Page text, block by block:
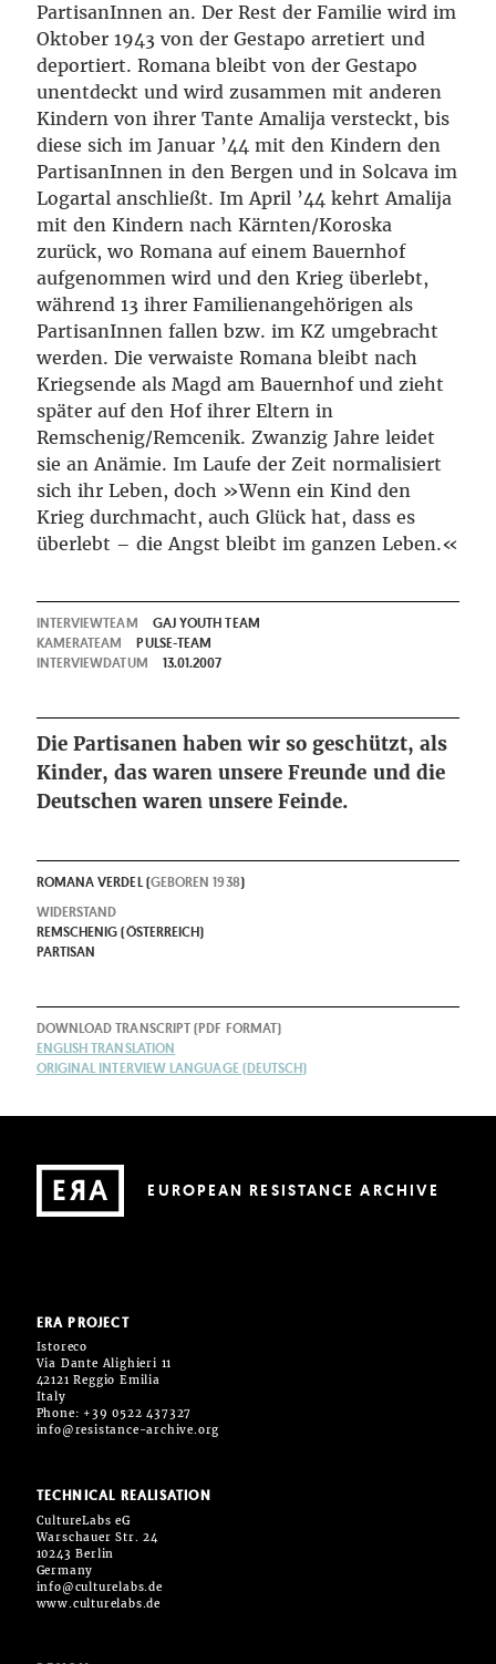
PartisanInnen an. Der Rest der Familie wird im
Oktober 1943 von der Gestapo arretiert und
deportiert. Romana bleibt von der Gestapo
unentdeckt und wird zusammen mit anderen
Kindern von ihrer Tante Amalija versteckt, bis
diese sich im Januar ’44 mit den Kindern den
PartisanInnen in den Bergen und in Solcava im
Logartal anschließt. Im April ’44 kehrt Amalija
mit den Kindern nach Kärnten/Koroska
zurück, wo Romana auf einem Bauernhof
aufgenommen wird und den Krieg überlebt,
während 13 ihrer Familienangehörigen als
PartisanInnen fallen bzw. im KZ umgebracht
werden. Die verwaiste Romana bleibt nach
Kriegsende als Magd am Bauernhof und zieht
später auf den Hof ihrer Eltern in
Remschenig/Remcenik. Zwanzig Jahre leidet
sie an Anämie. Im Laufe der Zeit normalisiert
sich ihr Leben, doch »Wenn ein Kind den
Krieg durchmacht, auch Glück hat, dass es
überlebt – die Angst bleibt im ganzen Leben.«
INTERVIEWTEAM
GAJ YOUTH TEAM
KAMERATEAM
PULSE-TEAM
INTERVIEWDATUM
13.01.2007
Die Partisanen haben wir so geschützt, als
Kinder, das waren unsere Freunde und die
Deutschen waren unsere Feinde.
ROMANA VERDEL (GEBOREN1938)
WIDERSTAND
REMSCHENIG (ÖSTERREICH)
PARTISAN
DOWNLOAD TRANSCRIPT (PDF FORMAT)
ENGLISH TRANSLATION
ORIGINAL INTERVIEW LANGUAGE (DEUTSCH)
EUROPEAN RESISTANCE ARCHIVE
ERA PROJECT
Istoreco
Via Dante Alighieri 11
42121 Reggio Emilia
Italy
Phone: +39 0522 437327
info@resistance-archive.org
TECHNICAL REALISATION
CultureLabs eG
Warschauer Str. 24
10243 Berlin
Germany
info@culturelabs.de
www.culturelabs.de